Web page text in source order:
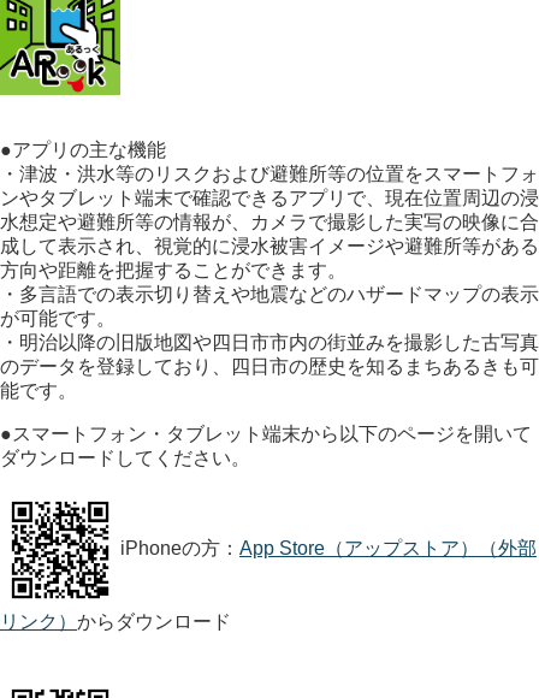
●アプリの主な機能
・津波・洪水等のリスクおよび避難所等の位置をスマートフォ
ンやタブレット端末で確認できるアプリで、現在位置周辺の浸
水想定や避難所等の情報が、カメラで撮影した実写の映像に合
成して表示され、視覚的に浸水被害イメージや避難所等がある
方向や距離を把握することができます。
・多言語での表示切り替えや地震などのハザードマップの表示
が可能です。
・明治以降の旧版地図や四日市市内の街並みを撮影した古写真
のデータを登録しており、四日市の歴史を知るまちあるきも可
能です。
●スマートフォン・タブレット端末から以下のページを開いて
ダウンロードしてください。
iPhoneの方： App Store（アップストア）（外部
リンク） からダウンロード